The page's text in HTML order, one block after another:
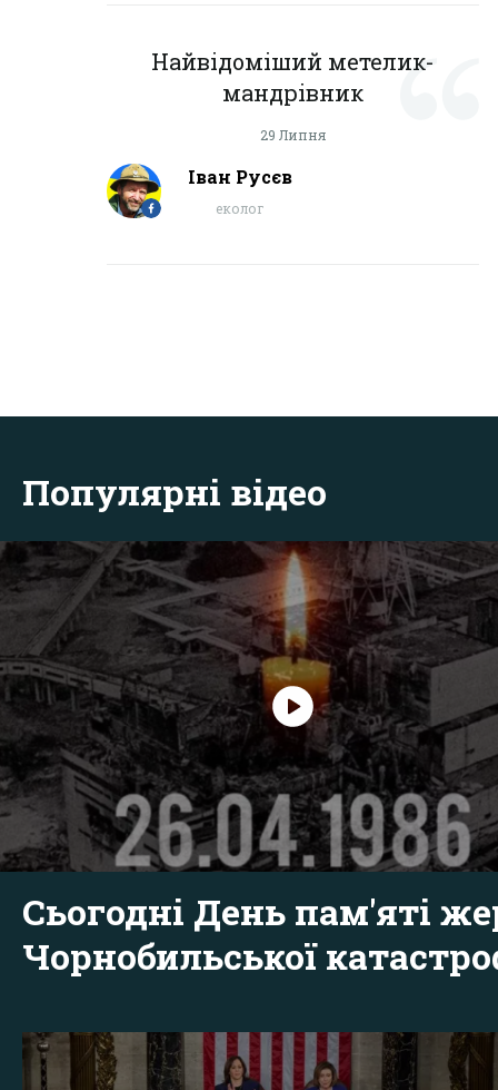
Найвідоміший метелик-
мандрівник
29 Липня
Іван Русєв
еколог
Популярні відео
Сьогодні День пам'яті
Чорнобильської